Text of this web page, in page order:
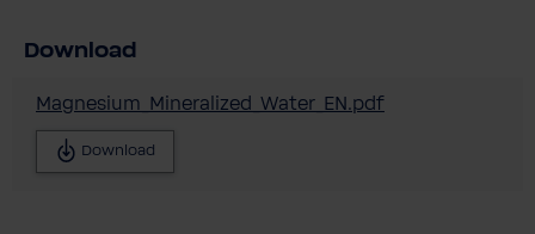
Download
Magnesium_Mineralized_Water_EN.pdf
Download